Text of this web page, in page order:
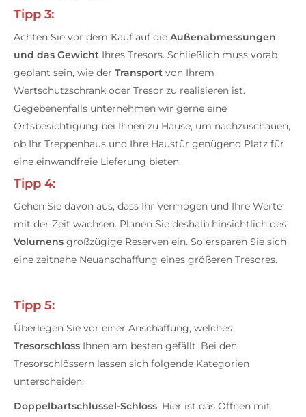
Tipp 3:
Achten Sie vor dem Kauf auf die Außenabmessungen
und das Gewicht Ihres Tresors. Schließlich muss vorab
geplant sein, wie der Transport von Ihrem
Wertschutzschrank oder Tresor zu realisieren ist.
Gegebenenfalls unternehmen wir gerne eine
Ortsbesichtigung bei Ihnen zu Hause, um nachzuschauen,
ob Ihr Treppenhaus und Ihre Haustür genügend Platz für
eine einwandfreie Lieferung bieten.
Tipp 4:
Gehen Sie davon aus, dass Ihr Vermögen und Ihre Werte
mit der Zeit wachsen. Planen Sie deshalb hinsichtlich des
Volumens großzügige Reserven ein. So ersparen Sie sich
eine zeitnahe Neuanschaffung eines größeren Tresores.
Tipp 5:
Überlegen Sie vor einer Anschaffung, welches
Tresorschloss Ihnen am besten gefällt. Bei den
Tresorschlössern lassen sich folgende Kategorien
unterscheiden:
Doppelbartschlüssel-Schloss: Hier ist das Öffnen mit